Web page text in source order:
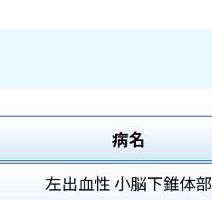
病名
左出血性 小脳下錐体部